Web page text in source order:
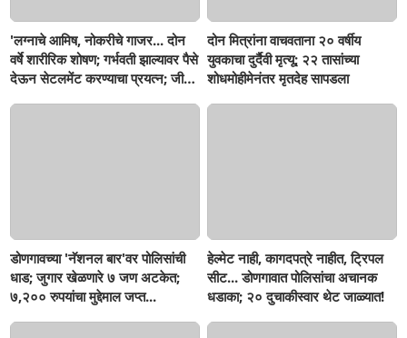
'लग्नाचे आमिष, नोकरीचे गाजर... दोन
वर्षे शारीरिक शोषण; गर्भवती झाल्यावर पैसे
देऊन सेटलमेंट करण्याचा प्रयत्न; जीवे
दोन मित्रांना वाचवताना २० वर्षीय
युवकाचा दुर्दैवी मृत्यू; २२ तासांच्या
शोधमोहीमेनंतर मृतदेह सापडला
डोणगावच्या 'नॅशनल बार'वर पोलिसांची
धाड; जुगार खेळणारे ७ जण अटकेत;
७,२०० रुपयांचा मुद्देमाल जप्त...
हेल्मेट नाही, कागदपत्रे नाहीत, ट्रिपल
सीट... डोणगावात पोलिसांचा अचानक
धडाका; २० दुचाकीस्वार थेट जाळ्यात!